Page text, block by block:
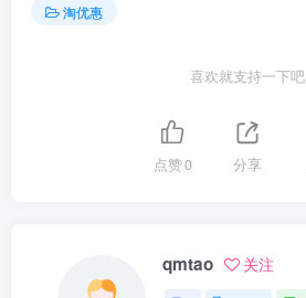
淘优惠
喜欢就支持一下吧
点赞0 分享
qmtao 关注